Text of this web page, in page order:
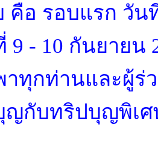
คือ รอบแรก วัน
9 - 10 กันยายน
าทุกท่านและผู้ร่
ญกับทริปบุญพิเ